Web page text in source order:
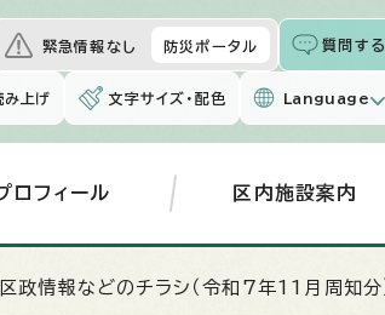
緊急情報なし 防災ポータル 質問する
み上げ 文字サイズ・配色 Language
ロフィール 区内施設案内
政情報などのチラシ（令和7年11月周知分）